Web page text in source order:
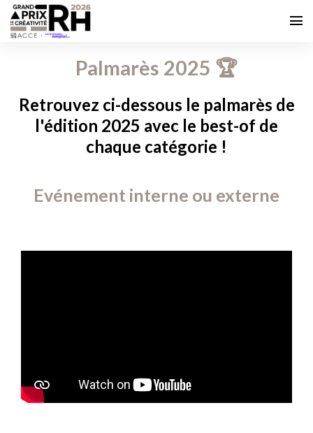
Palmarès 2025 🏆
Retrouvez ci-dessous le palmarès de
l'édition 2025 avec le best-of de
chaque catégorie !
Evénement interne ou externe